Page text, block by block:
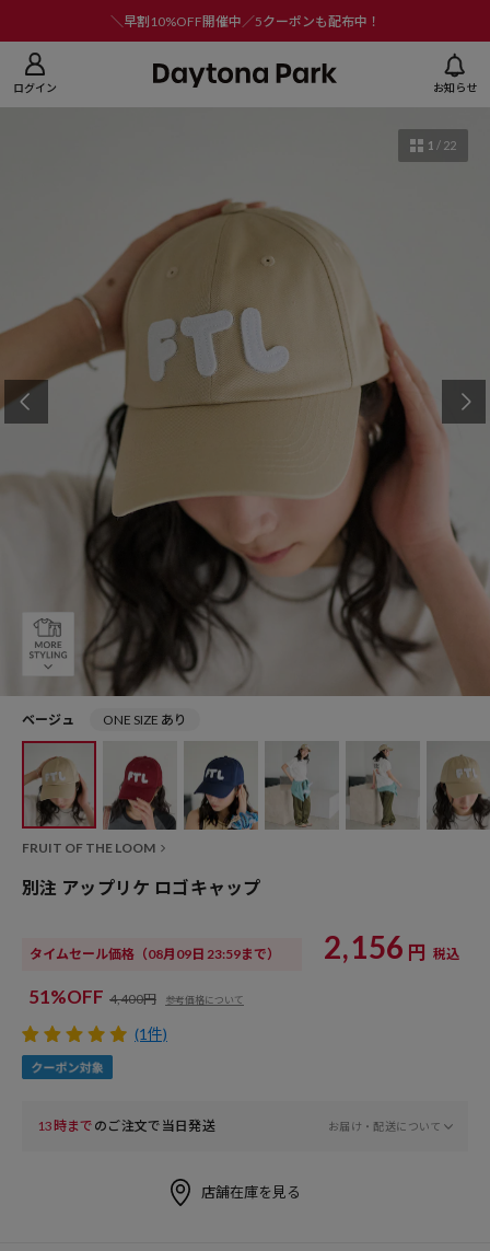
＼早割10%OFF開催中／5クーポンも配布中！
ログイン お知らせ
1 / 22
ベージュ ONE SIZE あり
FRUIT OF THE LOOM
別注 アップリケ ロゴキャップ
タイムセール価格 （08月09日 23:59まで） 2,156 円 税込
51%OFF 4,400円 参考価格について
(1件)
13時まで のご注文で当日発送 お届け・配送について
店舗在庫を見る